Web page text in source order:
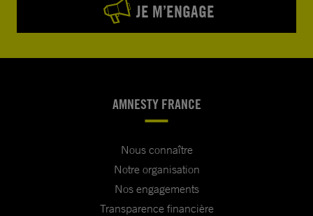
JE M’ENGAGE
AMNESTY FRANCE
Nous connaître
Notre organisation
Nos engagements
Transparence financière